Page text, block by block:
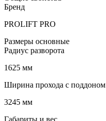
Бренд
PROLIFT PRO
Размеры основные
Радиус разворота
1625 мм
Ширина прохода с поддоном
3245 мм
Габариты и вес